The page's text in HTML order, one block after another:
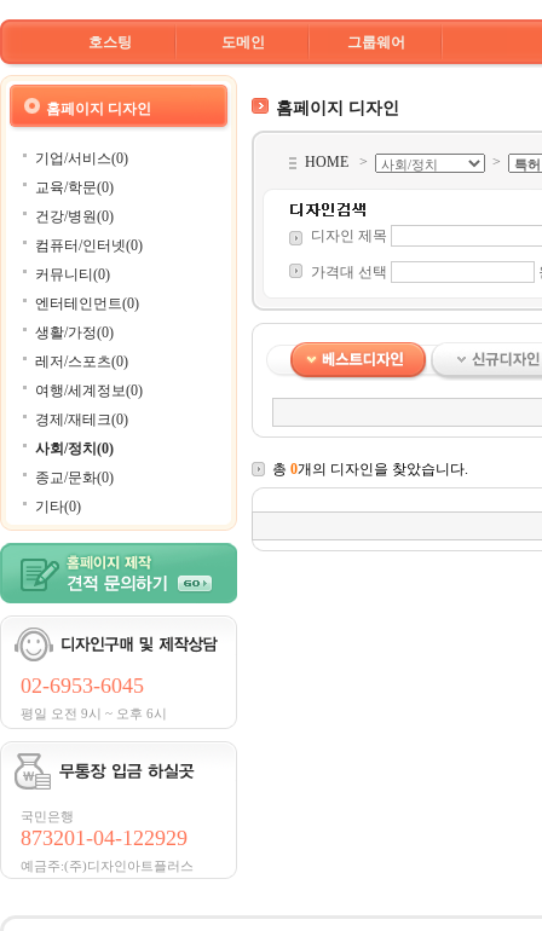
호스팅 도메인 그룹웨어
홈페이지 디자인
기업/서비스(0)
교육/학문(0)
건강/병원(0)
컴퓨터/인터넷(0)
커뮤니티(0)
엔터테인먼트(0)
생활/가정(0)
레저/스포츠(0)
여행/세계정보(0)
경제/재테크(0)
사회/정치(0)
종교/문화(0)
기타(0)
02-6953-6045
평일 오전 9시 ~ 오후 6시
국민은행
873201-04-122929
예금주:(주)디자인아트플러스
홈페이지 디자인
HOME > >
디자인 제목
가격대 선택
총 0개의 디자인을 찾았습니다.